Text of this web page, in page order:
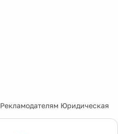
Рекламодателям Юридическая